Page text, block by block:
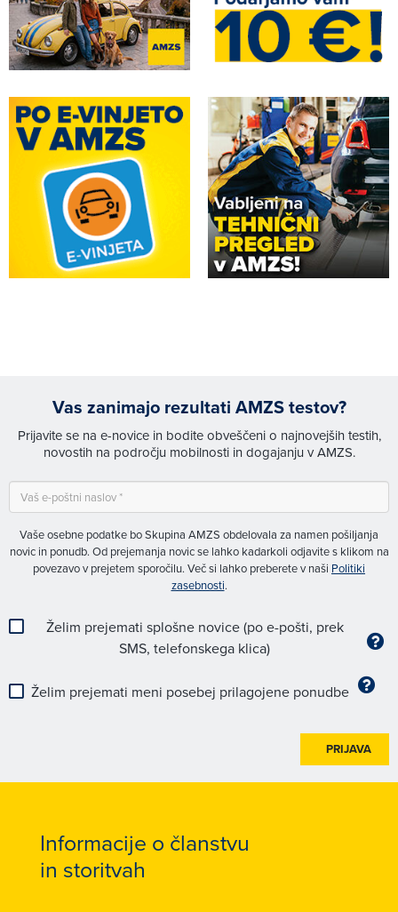
Vas zanimajo rezultati AMZS testov?
Prijavite se na e-novice in bodite obveščeni o najnovejših testih,
novostih na področju mobilnosti in dogajanju v AMZS.
Vaše osebne podatke bo Skupina AMZS obdelovala za namen pošiljanja
novic in ponudb. Od prejemanja novic se lahko kadarkoli odjavite s klikom na
povezavo v prejetem sporočilu. Več si lahko preberete v naši Politiki
zasebnosti.
Želim prejemati splošne novice (po e-pošti, prek
SMS, telefonskega klica)
Želim prejemati meni posebej prilagojene ponudbe
PRIJAVA
Informacije o članstvu
in storitvah